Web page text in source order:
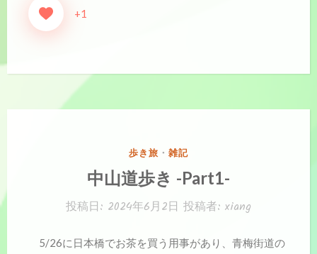
+1
カ
テ
ゴ
リ
歩き旅 ・ 雑記
中山道歩き -Part1-
投稿日: 2024年6月2日 投稿者: xiang
5/26に日本橋でお茶を買う用事があり、青梅街道の